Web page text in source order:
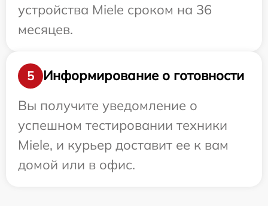
устройства Miele сроком на 36
месяцев.
5
Информирование о готовности
Вы получите уведомление о
успешном тестировании техники
Miele, и курьер доставит ее к вам
домой или в офис.